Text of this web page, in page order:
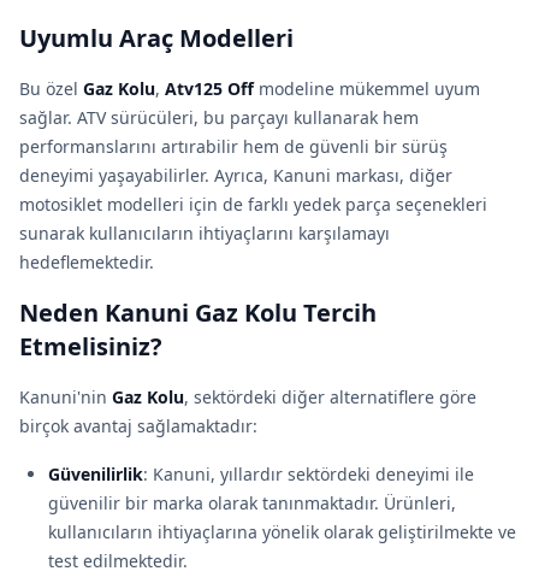
Uyumlu Araç Modelleri
Bu özel Gaz Kolu, Atv125 Offmodeline mükemmel uyum
sağlar. ATV sürücüleri, bu parçayı kullanarak hem
performanslarını artırabilir hem de güvenli bir sürüş
deneyimi yaşayabilirler. Ayrıca, Kanuni markası, diğer
motosiklet modelleri için de farklı yedek parça seçenekleri
sunarak kullanıcıların ihtiyaçlarını karşılamayı
hedeflemektedir.
Neden Kanuni Gaz Kolu Tercih
Etmelisiniz?
Kanuni'nin Gaz Kolu, sektördeki diğer alternatiflere göre
birçok avantaj sağlamaktadır:
Güvenilirlik: Kanuni, yıllardır sektördeki deneyimi ile
güvenilir bir marka olarak tanınmaktadır. Ürünleri,
kullanıcıların ihtiyaçlarına yönelik olarak geliştirilmekte ve
test edilmektedir.